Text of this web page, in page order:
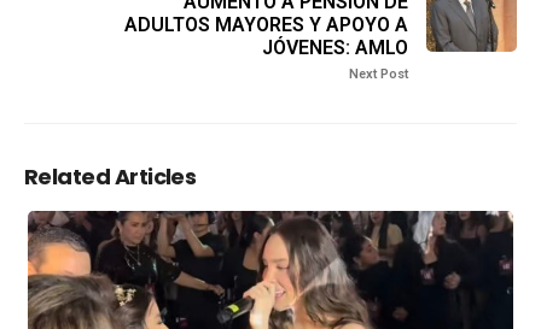
ADULTOS MAYORES Y APOYO A
JÓVENES: AMLO
Next Post
Related Articles